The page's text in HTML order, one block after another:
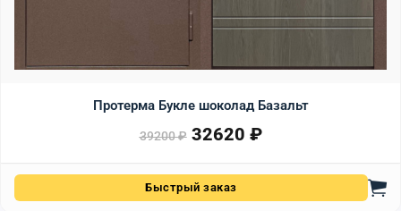
Протерма Букле шоколад Базальт
39200₽ Первоначальная цена
32620 ₽
Текущая цена: 32620 ₽.
Быстрый заказ